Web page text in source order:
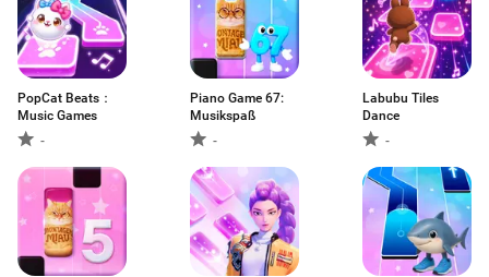
PopCat Beats：
Music Games
-
Piano Game 67:
Musikspaß
-
Labubu Tiles
Dance
-